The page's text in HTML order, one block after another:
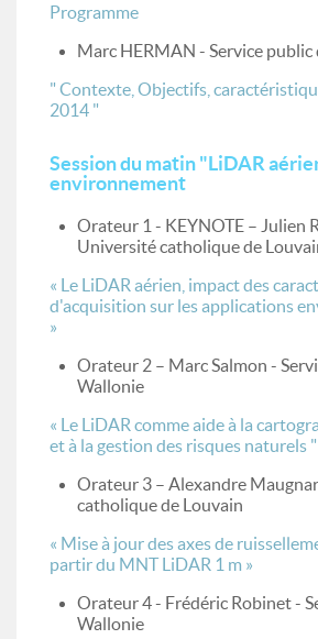
Programme
Marc HERMAN - Service public
" Contexte, Objectifs,
2014 "
Session du matin "LiDAR
environnement
Orateur 1 - KEYNOTE – Julien
Université catholique de
« Le LiDAR aérien, impact des
d'acquisition sur les applications
»
Orateur 2 – Marc Salmon -
Wallonie
« Le LiDAR comme aide à la
et à la gestion des risques naturels "
Orateur 3 – Alexandre
catholique de Louvain
« Mise à jour des axes de
partir du MNT LiDAR 1 m »
Orateur 4 - Frédéric Robinet -
Wallonie